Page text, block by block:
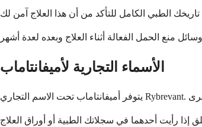
الأسماء التجارية لأميفانتاماب